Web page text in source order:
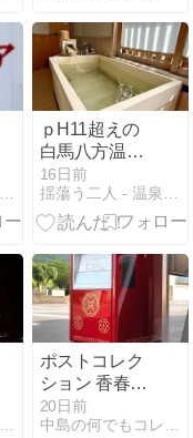
中島の何でもコレクション
ｐH11超えの
白馬八方温泉
とトロトロた
まごと…
16日前
揺蕩う二人 - 温泉とグルメとお土産の夫婦旅
浅草・浅草寺の御朱印の「種類・値段・待ち時間・混雑状況」お…
ポストコレク
ション 香春町
役場前(列車型
ポスト)
20日前
中島の何でもコレクション